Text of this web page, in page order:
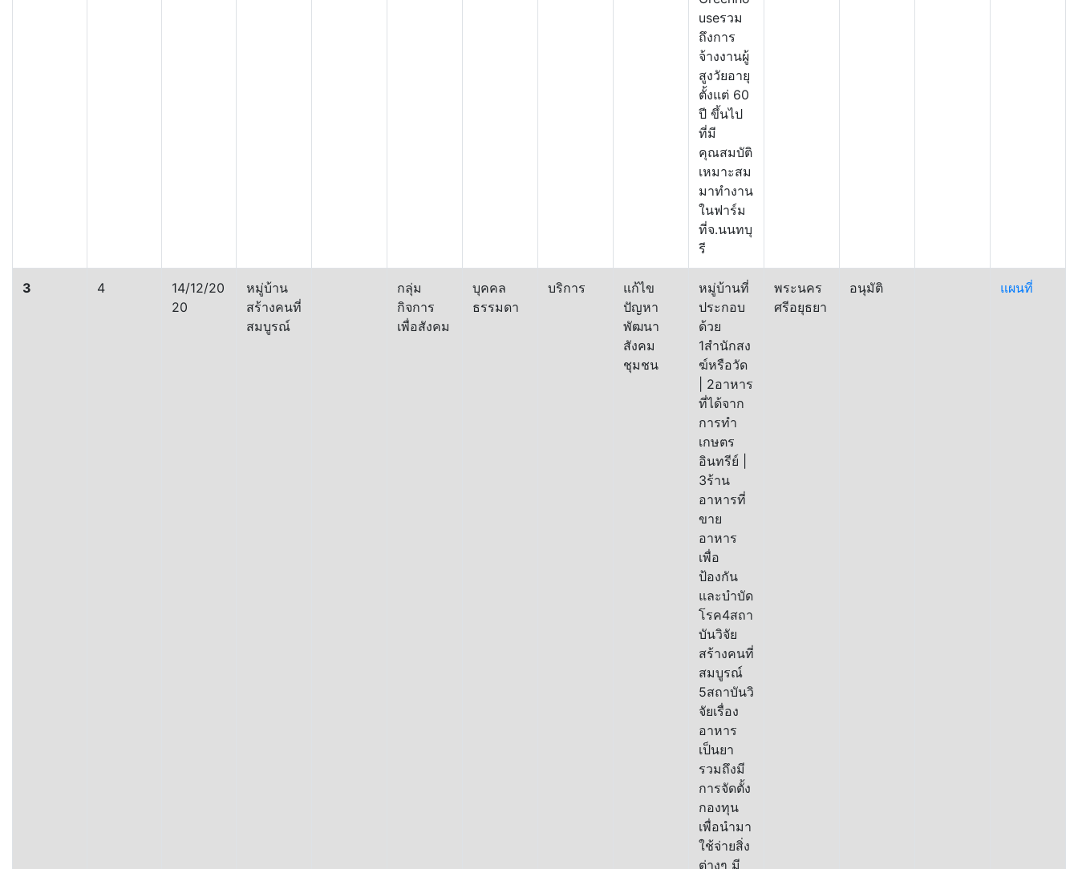
useรวม
ถึงการ
จ้างงานผู้
สูงวัยอายุ
ตั้งแต่ 60
ปี ขึ้นไป
ที่มี
คุณสมบัติ
เหมาะสม
มาทำงาน
ในฟาร์ม
ที่จ.นนทบุ
รี
3 4
14/12/20
20
หมู่บ้าน
สร้างคนที่
สมบูรณ์
กลุ่ม
กิจการ
เพื่อสังคม
บุคคล
ธรรมดา
บริการ
แก้ไข
ปัญหา
พัฒนา
สังคม
ชุมชน
หมู่บ้านที่
ประกอบ
ด้วย
1สำนักสง
ฆ์หรือวัด
| 2อาหาร
ที่ได้จาก
การทำ
เกษตร
อินทรีย์ |
3ร้าน
อาหารที่
ขาย
อาหาร
เพื่อ
ป้องกัน
และบำบัด
โรค4สถา
บันวิจัย
สร้างคนที่
สมบูรณ์
5สถาบันวิ
จัยเรื่อง
อาหาร
เป็นยา
รวมถึงมี
การจัดตั้ง
กองทุน
เพื่อนำมา
ใช้จ่ายสิ่ง
ต่างๆ มี
พระนคร
ศรีอยุธยา
อนุมัติ แผนที่